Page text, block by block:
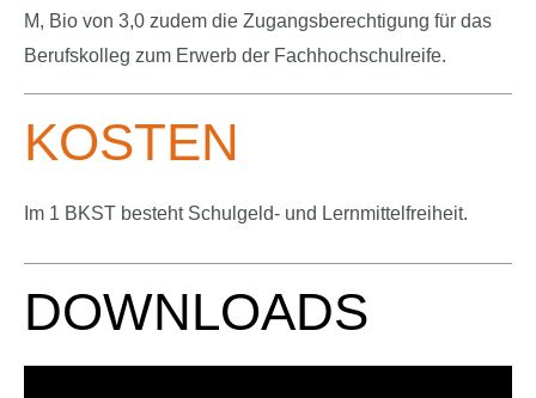
M, Bio von 3,0 zudem die Zugangsberechtigung für das
Berufskolleg zum Erwerb der Fachhochschulreife.
KOSTEN
Im 1 BKST besteht Schulgeld- und Lernmittelfreiheit.
DOWNLOADS